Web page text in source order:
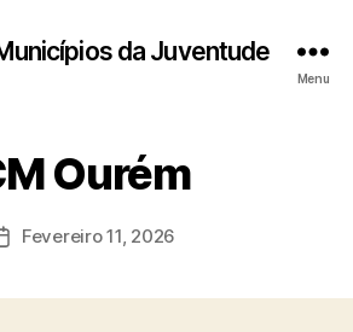
da Juventude
Menu
Ourém
Fevereiro 11, 2026